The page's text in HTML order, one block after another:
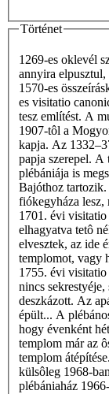
Történet
1269-es oklevél
annyira
1570-es
es visitatio
tesz említést. A
1907-tôl a
kapja. Az
papja szerepel. A
plébániája is
Bajóthoz
fiókegyháza lesz,
1701. évi
elhagyatva tetô
elvesztek, az ide
templomot, vagy
1755. évi
nincs
deszkázott. Az
épült... A
hogy évenként
templom már az
templom
külsôleg 1968-
plébániaház